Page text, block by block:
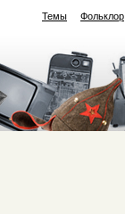
Темы Фольклор